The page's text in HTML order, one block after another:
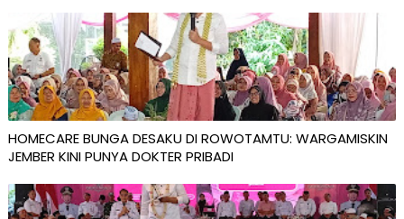
HOMECARE BUNGA DESAKU DI ROWOTAMTU: WARGAMISKIN
JEMBER KINI PUNYA DOKTER PRIBADI